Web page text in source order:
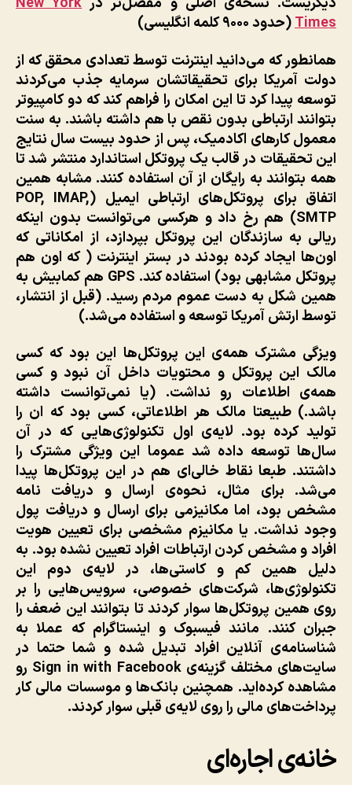
Times(حدود ۹۰۰۰ کلمه انگلیسی)
همانطور که می‌دانید اینترنت توسط تعدادی محقق که از
دولت آمریکا برای تحقیقاتشان سرمایه جذب می‌کردند
توسعه پیدا کرد تا این امکان را فراهم کند که دو کامپیوتر
بتوانند ارتباطی بدون نقص با هم داشته باشند. به سنت
معمول کارهای اکادمیک، پس از حدود بیست سال نتایج
این تحقیقات در قالب یک پروتکل استاندارد منتشر شد تا
همه بتوانند به رایگان از آن استفاده کنند. مشابه همین
اتفاق برای پروتکل‌های ارتباطی ایمیل (POP, IMAP,
SMTP) هم رخ داد و هرکسی می‌توانست بدون اینکه
ریالی به سازندگان این پروتکل بپردازد، از امکاناتی که
اون‌ها ایجاد کرده بودند در بستر اینترنت ( که اون هم
پروتکل مشابهی بود) استفاده کند. GPS هم کمابیش به
همین شکل به دست عموم مردم رسید. (قبل از انتشار،
توسط ارتش آمریکا توسعه و استفاده می‌شد.)
ویزگی مشترک همه‌ی این پروتکل‌ها این بود که کسی
مالک این پروتکل و محتویات داخل آن نبود و کسی
همه‌ی اطلاعات رو نداشت. (یا نمی‌توانست داشته
باشد.) طبیعتا مالک هر اطلاعاتی، کسی بود که ان را
تولید کرده بود. لایه‌ی اول تکنولوژی‌هایی که در آن
سال‌ها توسعه داده شد عموما این ویژگی مشترک را
داشتند. طبعا نقاط خالی‌ای هم در این پروتکل‌ها پیدا
می‌شد. برای مثال، نحوه‌ی ارسال و دریافت نامه
مشخص بود، اما مکانیزمی برای ارسال و دریافت پول
وجود نداشت. یا مکانیزم مشخصی برای تعیین هویت
افراد و مشخص کردن ارتباطات افراد تعیین نشده بود. به
دلیل همین کم و کاستی‌ها، در لایه‌ی دوم این
تکنولوژی‌ها، شرکت‌های خصوصی، سرویس‌هایی را بر
روی همین پروتکل‌ها سوار کردند تا بتوانند این ضعف را
جبران کنند. مانند فیسبوک و اینستاگرام که عملا به
شناسنامه‌ی آنلاین افراد تبدیل شده و شما حتما در
سایت‌های مختلف گزینه‌ی Sign in with Facebook رو
مشاهده کرده‌اید. همچنین بانک‌ها و موسسات مالی کار
پرداخت‌های مالی را روی لایه‌ی قبلی سوار کردند.
خانه‌ی اجاره‌ای